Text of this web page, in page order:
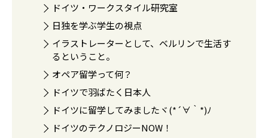
ドイツ・ワークスタイル研究室
日独を学ぶ学生の視点
イラストレーターとして、ベルリンで生活す
るということ。
オペア留学って何？
ドイツで羽ばたく日本人
ドイツに留学してみましたヾ(*´∀｀*)ﾉ
ドイツのテクノロジーNOW！